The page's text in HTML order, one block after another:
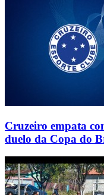
Cruzeiro empata
duelo da Copa do